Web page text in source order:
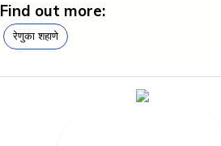
Find out more:
रेणुका शहाणे